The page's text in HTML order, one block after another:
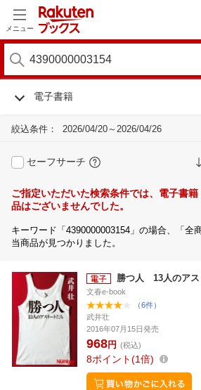
メニュー
電子書籍
絞込条件： 2026/04/20～2026/04/26
セーフサーチ
ご指定いただいた検索条件では、電子書
品はございませんでした。
キーワード「4390000003154」の場合、「全
当商品が見つかりました。
勝つ人 13人のアス
文春e-book
（6件）
武井壮
2016年07月15日発売
968円 (税込)
8ポイント 1倍